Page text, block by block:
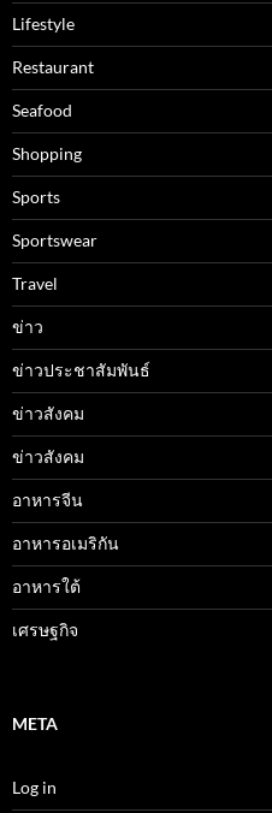
Lifestyle
Restaurant
Seafood
Shopping
Sports
Sportswear
Travel
ข่าว
ข่าวประชาสัมพันธ์
ข่าวสังคม
ข่าวสังคม
อาหารจีน
อาหารอเมริกัน
อาหารใต้
เศรษฐกิจ
META
Log in